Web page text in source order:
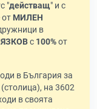
"действащ" и с
от МИЛЕН
в
с 100%от
в България за
на 3602
в своята